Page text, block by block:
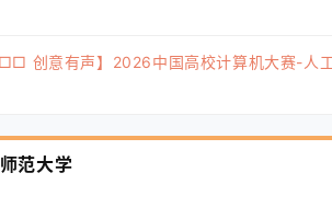
□□ 创意有声】2026中国高校计算机大赛-人
范大学